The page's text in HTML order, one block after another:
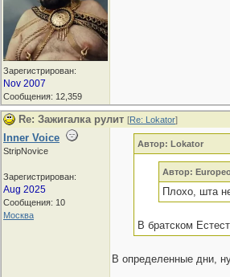
Зарегистрирован:
Nov 2007
Сообщения: 12,359
Re: Зажигалка рулит [Re: Lokator]
Inner Voice
StripNovice
Зарегистрирован:
Aug 2025
Сообщения: 10
Москва
Автор: Lokator
Автор:
Плохо, шта
В братском
В определенные дни,